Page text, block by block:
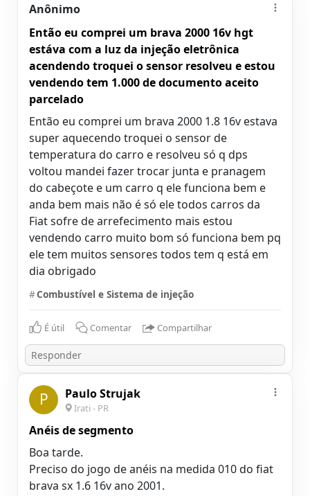
Anônimo
Então eu comprei um brava 2000 16v hgt
estáva com a luz da injeção eletrônica
acendendo troquei o sensor resolveu e estou
vendendo tem 1.000 de documento aceito
parcelado
Então eu comprei um brava 2000 1.8 16v estava
super aquecendo troquei o sensor de
temperatura do carro e resolveu só q dps
voltou mandei fazer trocar junta e pranagem
do cabeçote e um carro q ele funciona bem e
anda bem mais não é só ele todos carros da
Fiat sofre de arrefecimento mais estou
vendendo carro muito bom só funciona bem pq
ele tem muitos sensores todos tem q está em
dia obrigado
#Combustível e Sistema de injeção
É útil Comentar Compartilhar
P Paulo Strujak
Irati - PR
Anéis de segmento
Boa tarde.
Preciso do jogo de anéis na medida 010 do fiat
brava sx 1.6 16v ano 2001.